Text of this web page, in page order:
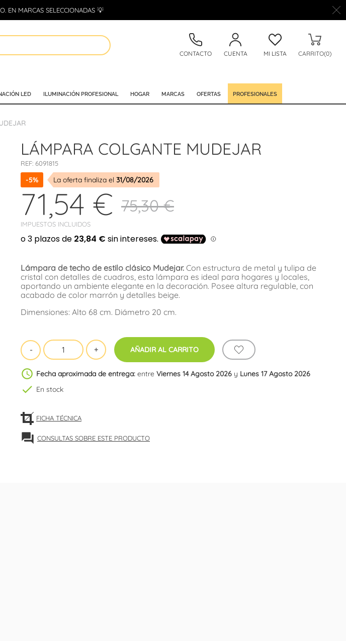
EN MARCAS SELECCIONADAS 💡
CONTACTO CUENTA MI LISTA CARRITO(0)
LED ILUMINACIÓN PROFESIONAL HOGAR MARCAS OFERTAS PROFESIONALES
LÁMPARA COLGANTE MUDEJAR
REF: 6091815
-5% La oferta finaliza el 31/08/2026
71,54 €
IMPUESTOS INCLUIDOS
75,30 €
Lámpara de techo de estilo clásico Mudejar. Con estructura de metal y tulipa de
cristal con detalles de cuadros, esta lámpara es ideal para hogares y locales,
aportando un ambiente elegante en la decoración. Posee altura regulable, con
acabado de color marrón y detalles beige.
Dimensiones: Alto 68 cm. Diámetro 20 cm.
AÑADIR AL CARRITO
schedule Fecha aproximada de entrega: entre Viernes 14 Agosto 2026 y Lunes 17 Agosto 2026
check En stock
FICHA TÉCNICA
forum CONSULTAS SOBRE ESTE PRODUCTO